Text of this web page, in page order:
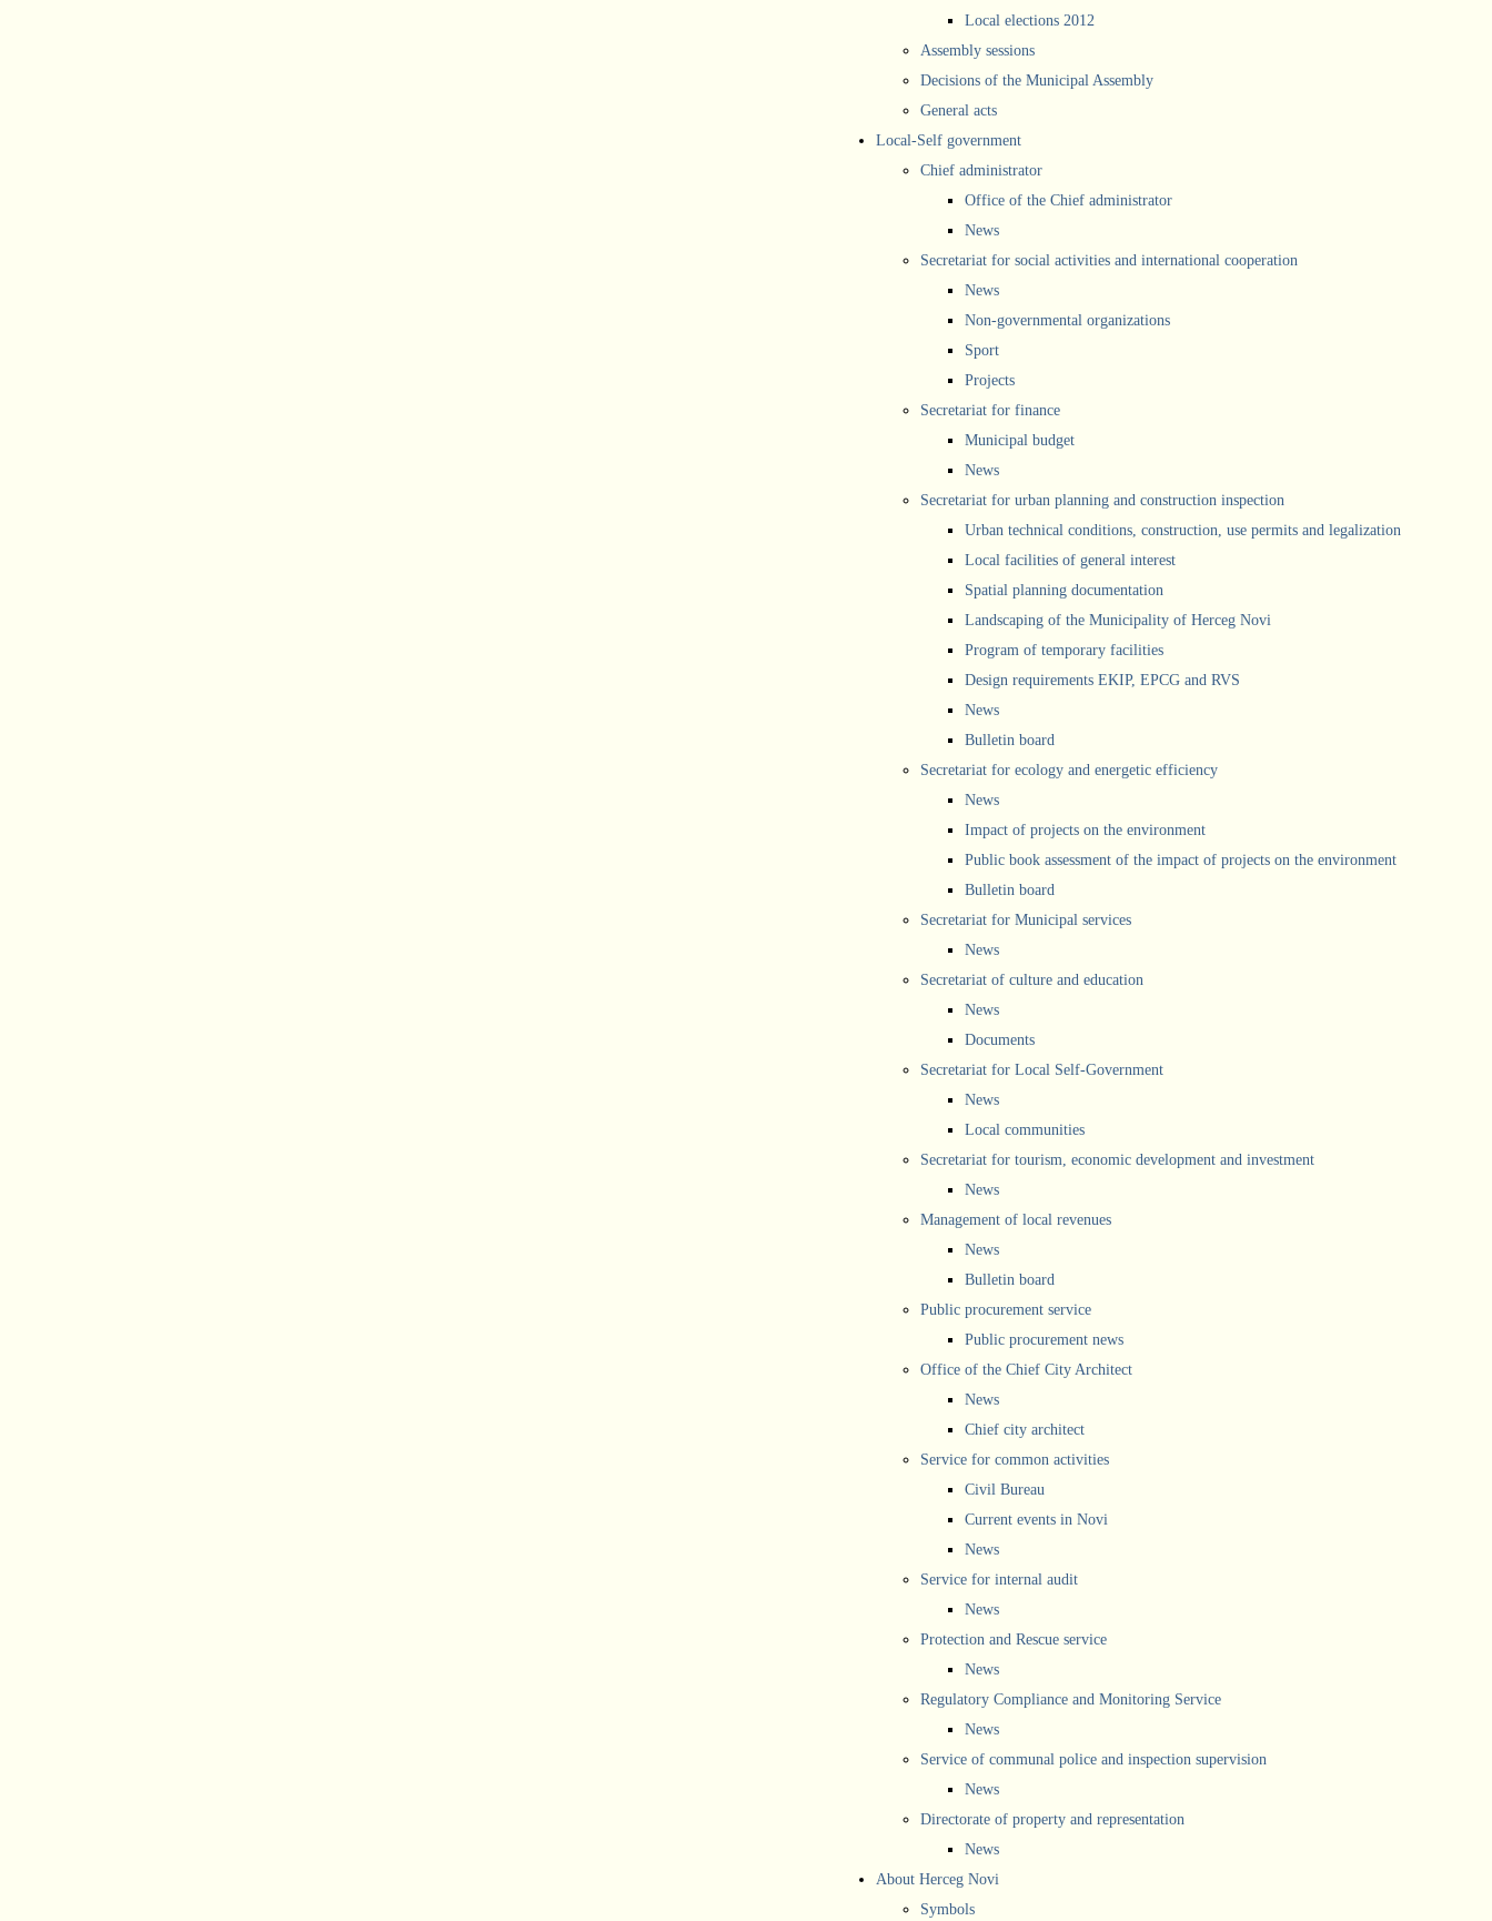
Local elections 2012
Assembly sessions
Decisions of the Municipal Assembly
General acts
Local-Self government
Chief administrator
Office of the Chief administrator
News
Secretariat for social activities and international cooperation
News
Non-governmental organizations
Sport
Projects
Secretariat for finance
Municipal budget
News
Secretariat for urban planning and construction inspection
Urban technical conditions, construction, use permits and legalization
Local facilities of general interest
Spatial planning documentation
Landscaping of the Municipality of Herceg Novi
Program of temporary facilities
Design requirements EKIP, EPCG and RVS
News
Bulletin board
Secretariat for ecology and energetic efficiency
News
Impact of projects on the environment
Public book assessment of the impact of projects on the environment
Bulletin board
Secretariat for Municipal services
News
Secretariat of culture and education
News
Documents
Secretariat for Local Self-Government
News
Local communities
Secretariat for tourism, economic development and investment
News
Management of local revenues
News
Bulletin board
Public procurement service
Public procurement news
Office of the Chief City Architect
News
Chief city architect
Service for common activities
Civil Bureau
Current events in Novi
News
Service for internal audit
News
Protection and Rescue service
News
Regulatory Compliance and Monitoring Service
News
Service of communal police and inspection supervision
News
Directorate of property and representation
News
About Herceg Novi
Symbols